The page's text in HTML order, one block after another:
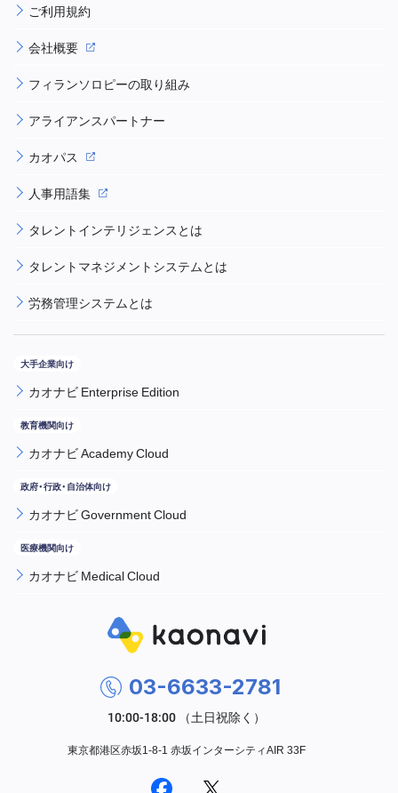
ご利用規約
会社概要
フィランソロピーの取り組み
アライアンスパートナー
カオパス
人事用語集
タレントインテリジェンスとは
タレントマネジメントシステムとは
労務管理システムとは
カオナビ Enterprise Edition
カオナビ Academy Cloud
カオナビ Government Cloud
カオナビ Medical Cloud
03-6633-2781
東京都港区赤坂1-8-1 赤坂インターシティAIR 33F